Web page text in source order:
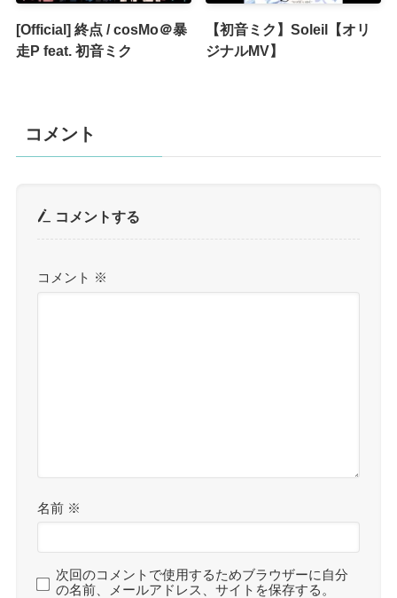
[Official] 終点 / cosMo＠暴
走P feat. 初音ミク
【初音ミク】Soleil【オリ
ジナルMV】
コメント
コメントする
コメント ※
名前 ※
次回のコメントで使用するためブラウザーに自分
の名前、メールアドレス、サイトを保存する。